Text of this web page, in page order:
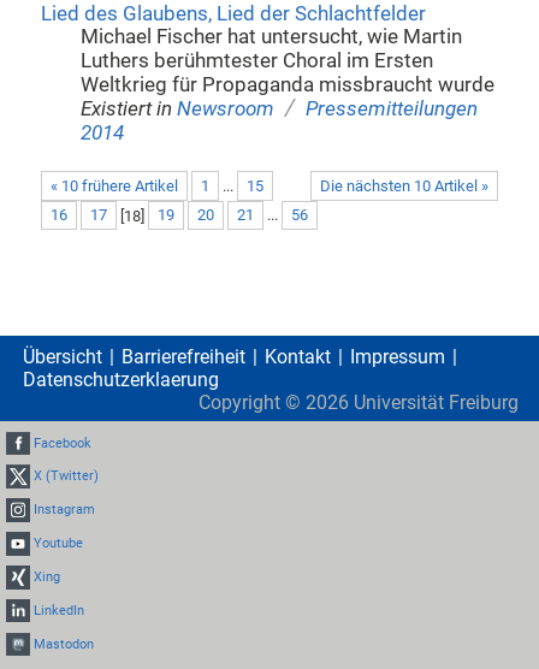
Lied des Glaubens, Lied der Schlachtfelder
Michael Fischer hat untersucht, wie Martin
Luthers berühmtester Choral im Ersten
Weltkrieg für Propaganda missbraucht wurde
Existiert in Newsroom / Pressemitteilungen
2014
« 10 frühere Artikel Die nächsten 10 Artikel »
1 ...
15
16
17 [18] 19 20 21 ... 56
Übersicht Barrierefreiheit Kontakt
Impressum
Datenschutzerklaerung
Copyright © 2026 Universität Freiburg
Facebook
X (Twitter)
Instagram
Youtube
Xing
LinkedIn
Mastodon